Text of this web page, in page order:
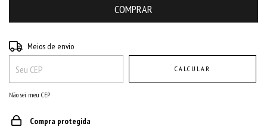
Entregas para o CEP:
Meios de envio
CALCULAR
Não sei meu CEP
Compra protegida